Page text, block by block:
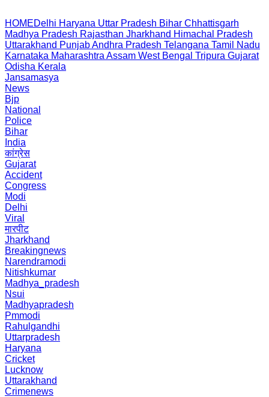
HOMEDelhi Haryana Uttar Pradesh Bihar Chhattisgarh
Madhya Pradesh Rajasthan Jharkhand Himachal Pradesh
Uttarakhand PunjabAndhra Pradesh Telangana Tamil Nadu
Karnataka Maharashtra Assam West Bengal Tripura Gujarat
Odisha Kerala
Jansamasya
News
Bjp
National
Police
Bihar
India
कांग्रेस
Gujarat
Accident
Congress
Modi
Delhi
Viral
मारपीट
Jharkhand
Breakingnews
Narendramodi
Nitishkumar
Madhya_pradesh
Nsui
Madhyapradesh
Pmmodi
Rahulgandhi
Uttarpradesh
Haryana
Cricket
Lucknow
Uttarakhand
Crimenews